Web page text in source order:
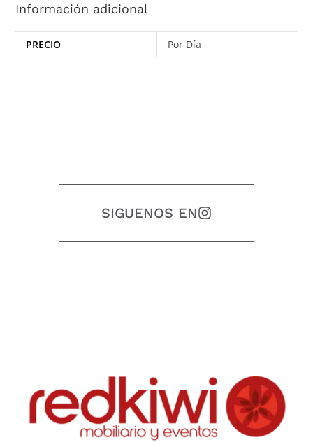
Información adicional
PRECIO Por Día
SIGUENOS EN